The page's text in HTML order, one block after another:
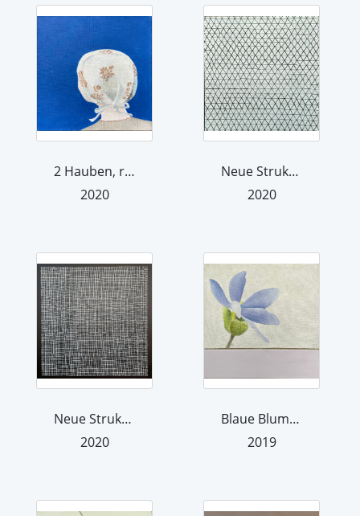
2 Hauben, rechts
2020
Neue Strukturen 5
2020
Neue Strukturen 9, black
2020
Blaue Blume 1 mit blauem Streifen
2019